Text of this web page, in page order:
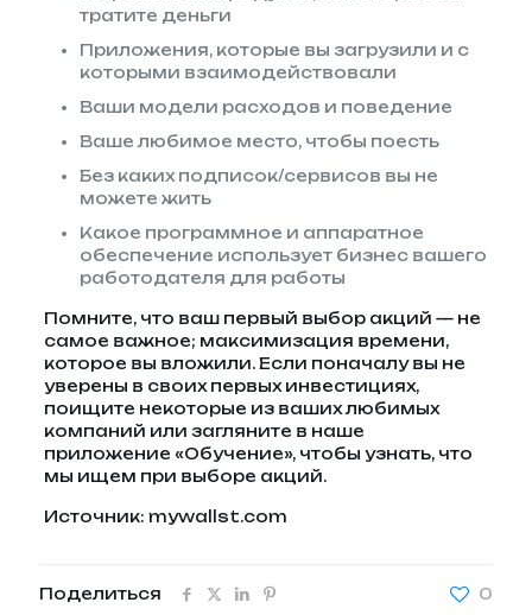
тратите деньги
Приложения, которые вы загрузили и с
которыми взаимодействовали
Ваши модели расходов и поведение
Ваше любимое место, чтобы поесть
Без каких подписок/сервисов вы не
можете жить
Какое программное и аппаратное
обеспечение использует бизнес вашего
работодателя для работы
Помните, что ваш первый выбор акций — не
самое важное; максимизация времени,
которое вы вложили. Если поначалу вы не
уверены в своих первых инвестициях,
поищите некоторые из ваших любимых
компаний или загляните в наше
приложение «Обучение», чтобы узнать, что
мы ищем при выборе акций.
Источник: mywallst.com
Поделиться 0